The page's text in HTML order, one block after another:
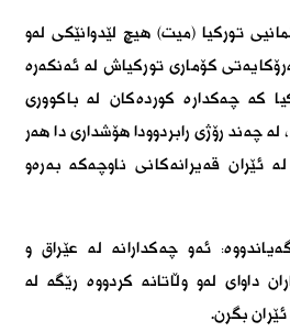
تورکیا (میت) هیچ لێدوانێکی لەو
کۆماری تورکیاش لە ئەنكەرە
کە چەکدارە کوردەکان لە باکووری
چەند رۆژی رابردوودا هۆشداری دا هەر
ئێران قەیرانەکانی ناوچەکە بەرەو
ئەو چەکدارانه له عێراق و
داوای لەو وڵاتانه کردووه رێگە لە
بگرن.